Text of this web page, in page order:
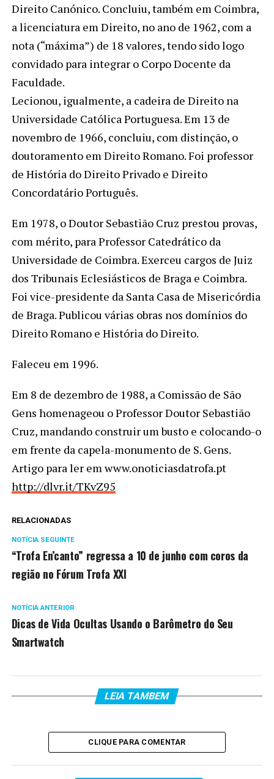
Direito Canónico. Concluiu, também em Coimbra,
a licenciatura em Direito, no ano de 1962, com a
nota (“máxima”) de 18 valores, tendo sido logo
convidado para integrar o Corpo Docente da
Faculdade.
Lecionou, igualmente, a cadeira de Direito na
Universidade Católica Portuguesa. Em 13 de
novembro de 1966, concluiu, com distinção, o
doutoramento em Direito Romano. Foi professor
de História do Direito Privado e Direito
Concordatário Português.
Em 1978, o Doutor Sebastião Cruz prestou provas,
com mérito, para Professor Catedrático da
Universidade de Coimbra. Exerceu cargos de Juiz
dos Tribunais Eclesiásticos de Braga e Coimbra.
Foi vice-presidente da Santa Casa de Misericórdia
de Braga. Publicou várias obras nos domínios do
Direito Romano e História do Direito.
Faleceu em 1996.
Em 8 de dezembro de 1988, a Comissão de São
Gens homenageou o Professor Doutor Sebastião
Cruz, mandando construir um busto e colocando-o
em frente da capela-monumento de S. Gens.
Artigo para ler em www.onoticiasdatrofa.pt
http://dlvr.it/TKvZ95
RELACIONADAS
NOTÍCIA SEGUINTE
“Trofa En’canto” regressa a 10 de junho com coros da
região no Fórum Trofa XXI
NOTÍCIA ANTERIOR
Dicas de Vida Ocultas Usando o Barômetro do Seu
Smartwatch
LEIA TAMBEM
CLIQUE PARA COMENTAR